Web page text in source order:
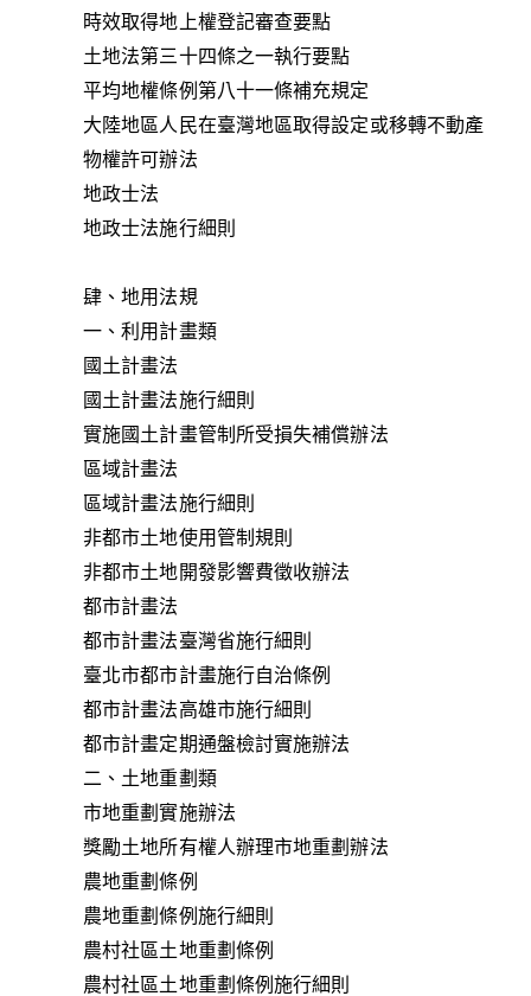
時效取得地上權登記審查要點
土地法第三十四條之一執行要點
平均地權條例第八十一條補充規定
大陸地區人民在臺灣地區取得設定或移轉不動產
物權許可辦法
地政士法
地政士法施行細則
肆、地用法規
一、利用計畫類
國土計畫法
國土計畫法施行細則
實施國土計畫管制所受損失補償辦法
區域計畫法
區域計畫法施行細則
非都市土地使用管制規則
非都市土地開發影響費徵收辦法
都市計畫法
都市計畫法臺灣省施行細則
臺北市都市計畫施行自治條例
都市計畫法高雄市施行細則
都市計畫定期通盤檢討實施辦法
二、土地重劃類
市地重劃實施辦法
獎勵土地所有權人辦理市地重劃辦法
農地重劃條例
農地重劃條例施行細則
農村社區土地重劃條例
農村社區土地重劃條例施行細則